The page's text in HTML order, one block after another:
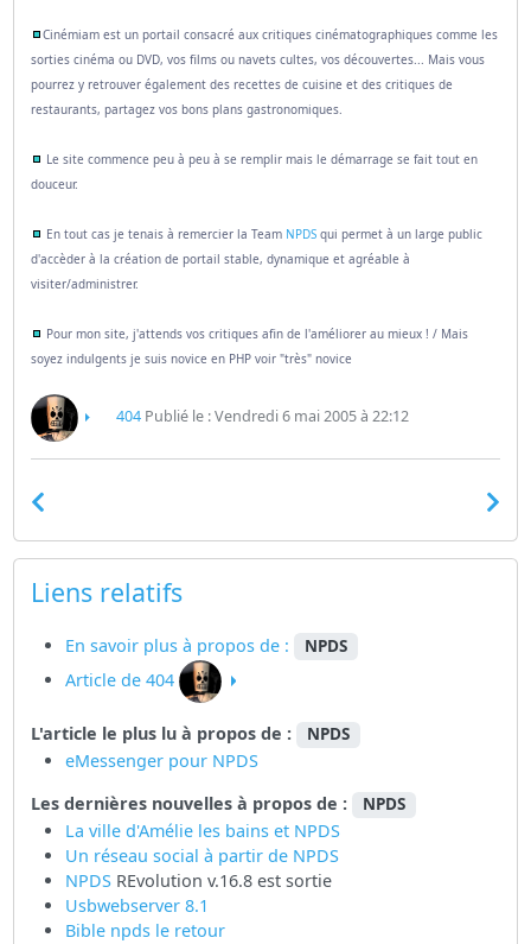
Cinémiam est un portail consacré aux critiques cinématographiques comme les
sorties cinéma ou DVD, vos films ou navets cultes, vos découvertes...
Mais vous
pourrez y retrouver également des recettes de cuisine et des critiques de
restaurants, partagez vos bons plans gastronomiques.
Le site commence peu à peu à se remplir mais le démarrage se fait tout en
douceur.
En tout cas je tenais à remercier la Team NPDS qui permet à un large public
d'accèder à la création de portail stable, dynamique et agréable à
visiter/administrer.
Pour mon site, j'attends vos critiques afin de l'améliorer au mieux ! / Mais
soyez indulgents je suis novice en PHP voir "très" novice
404Publié le : Vendredi 6 mai 2005 à 22:12
Liens relatifs
En savoir plus à propos de : NPDS
Article de 404
L'article le plus lu à propos de : NPDS
eMessenger pour NPDS
Les dernières nouvelles à propos de :
NPDS
La ville d'Amélie les bains et NPDS
Un réseau social à partir de NPDS
NPDSREvolution v.16.8 est sortie
Usbwebserver 8.1
Bible npds le retour